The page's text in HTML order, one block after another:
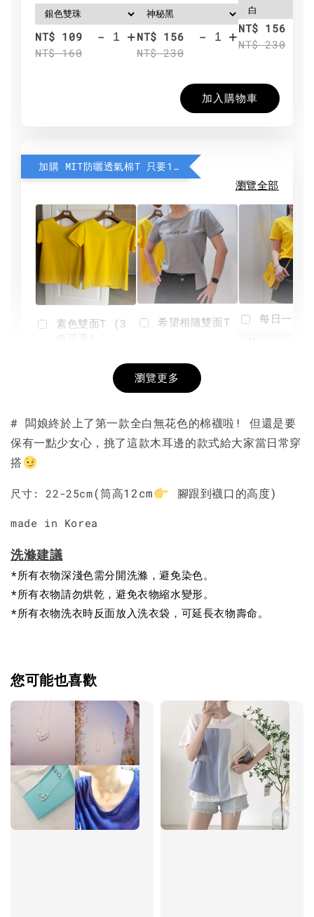
NT$ 109
NT$ 160
- +NT$ 156
NT$ 230
- +NT$ 156
NT$ 230
加入購物車
加購 MIT防曬透氣棉T 只要190元
瀏覽全部
素色雙面T (3
+
希望相隨雙面T
NT$ 190
-
每日一笑
加入購物車
瀏覽更多
# 闆娘終於上了第一款全白無花色的棉襪啦! 但還是要
保有一點少女心，挑了這款木耳邊的款式給大家當日常穿
搭
尺寸: 22-25cm(筒高12cm 腳跟到襪口的高度)
made in Korea
洗滌建議
*所有衣物深淺色需分開洗滌，避免染色。
*所有衣物請勿烘乾，避免衣物縮水變形。
*所有衣物洗衣時反面放入洗衣袋，可延長衣物壽命。
您可能也喜歡